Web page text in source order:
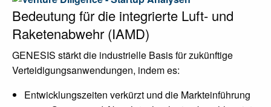
Bedeutung für die integrierte Luft- und
Raketenabwehr (IAMD)
GENESIS stärkt die industrielle Basis für zukünftige
Verteidigungsanwendungen, indem es:
Entwicklungszeiten verkürzt und die Markteinführung